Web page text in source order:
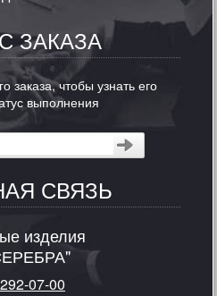
ЗАКАЗА
заказа, чтобы узнать его
выполнения
СВЯЗЬ
изделия
07-00